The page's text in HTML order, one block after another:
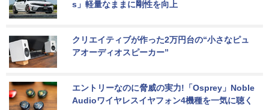
s」軽量なままに剛性を向上
クリエイティブが作った2万円台の“小さなピュ
アオーディオスピーカー”
エントリーなのに脅威の実力!「Osprey」Noble
Audioワイヤレスイヤフォン4機種を一気に聴く